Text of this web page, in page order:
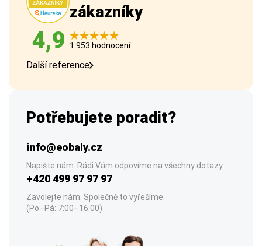
zákazníky
4,9 1 953 hodnocení
Další reference
Potřebujete poradit?
info@eobaly.cz
Napište nám. Rádi Vám odpovíme na všechny dotazy.
+420 499 97 97 97
Zavolejte nám. Společně to vyřešíme.
(Po–Pá: 7:00–16:00)